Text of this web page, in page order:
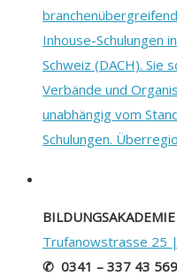
Inhouse-Schulungen
Schweiz (DACH). Sie
Verbände und
unabhängig vom
Schulungen.
Trufanowstrasse 25
✆ 0341 – 337 43 569